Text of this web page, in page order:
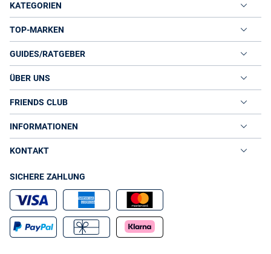
KATEGORIEN
TOP-MARKEN
GUIDES/RATGEBER
ÜBER UNS
FRIENDS CLUB
INFORMATIONEN
KONTAKT
SICHERE ZAHLUNG